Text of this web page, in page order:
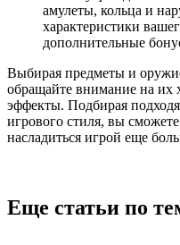
амулеты, кольца и
характеристики
дополнительные
Выбирая предметы и
обращайте внимание на их
эффекты. Подбирая
игрового стиля, вы
насладиться игрой еще
Еще статьи по